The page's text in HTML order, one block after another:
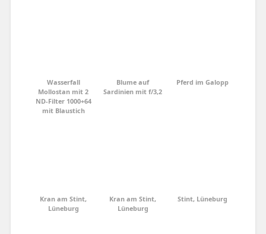
Wasserfall
Mollostan mit 2
ND-Filter 1000+64
mit Blaustich
Blume auf
Sardinien mit f/3,2
Pferd im Galopp
Kran am Stint,
Lüneburg
Kran am Stint,
Lüneburg
Stint, Lüneburg